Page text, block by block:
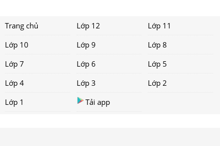
Trang chủ Lớp 12
Lớp 11
Lớp 10
Lớp 9
Lớp 8
Lớp 7
Lớp 6
Lớp 5
Lớp 4
Lớp 3
Lớp 2
Lớp 1
Tải app